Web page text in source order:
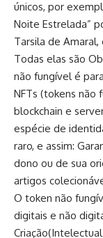
únicos, por
Noite Estrelada”
Tarsila de Amaral,
Todas elas são
não fungível é
NFTs (tokens não
blockchain e
espécie de
raro, e assim:
dono ou de sua
artigos
O token não
digitais e não